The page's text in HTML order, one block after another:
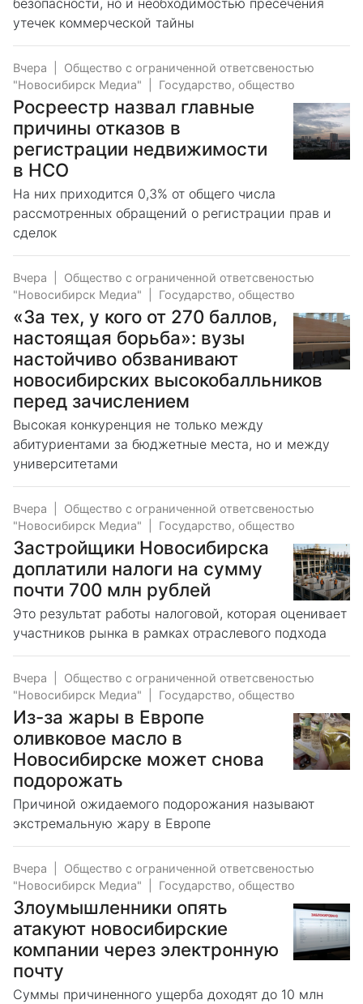
утечек коммерческой тайны
Вчера
Общество с ограниченной ответсвеностью
"Новосибирск Медиа"
Государство, общество
Росреестр назвал главные
причины отказов в
регистрации недвижимости
в НСО
На них приходится 0,3% от общего числа
рассмотренных обращений о регистрации прав и
сделок
Вчера
Общество с ограниченной ответсвеностью
"Новосибирск Медиа"
Государство, общество
«За тех, у кого от 270 баллов,
настоящая борьба»: вузы
настойчиво обзванивают
новосибирских высокобалльников
перед зачислением
Высокая конкуренция не только между
абитуриентами за бюджетные места, но и между
университетами
Вчера
Общество с ограниченной ответсвеностью
"Новосибирск Медиа"
Государство, общество
Застройщики Новосибирска
доплатили налоги на сумму
почти 700 млн рублей
Это результат работы налоговой, которая оценивает
участников рынка в рамках отраслевого подхода
Вчера
Общество с ограниченной ответсвеностью
"Новосибирск Медиа"
Государство, общество
Из-за жары в Европе
оливковое масло в
Новосибирске может снова
подорожать
Причиной ожидаемого подорожания называют
экстремальную жару в Европе
Вчера
Общество с ограниченной ответсвеностью
"Новосибирск Медиа"
Государство, общество
Злоумышленники опять
атакуют новосибирские
компании через электронную
почту
Суммы причиненного ущерба доходят до 10 млн